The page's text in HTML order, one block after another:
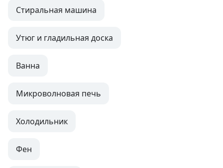
Стиральная машина
Утюг и гладильная доска
Ванна
Микроволновая печь
Холодильник
Фен